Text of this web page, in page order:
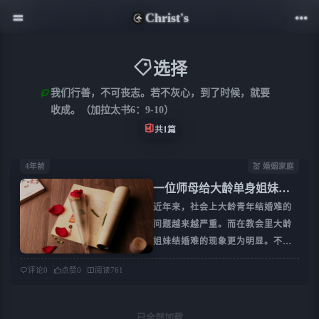
Christ's
选择
我们行善，不可丧志。若不灰心，到了时候，就要
收成。（加拉太书6：9-10）
共1篇
4年前 💒 婚姻家庭
一位师母给大龄单身姐妹择
偶的五点建议
近年来，社会上大龄青年结婚难的
问题越来越严重。而在教会里大龄
姐妹结婚难的现象更为明显。不少
牧者同工都曾发现这个现象：由于
评论0 点赞0 阅读761